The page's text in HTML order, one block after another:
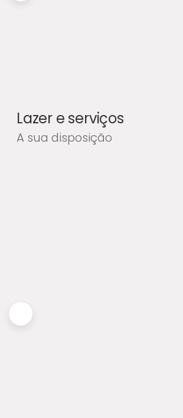
Lazer e serviços
A sua disposição